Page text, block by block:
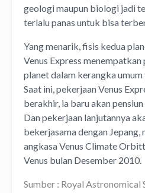
geologi maupun biologi jadi
terlalu panas untuk bisa
Yang menarik, fisis kedua
Venus Express
planet dalam kerangka
Saat ini, pekerjaan Venus
berakhir, ia baru akan
Dan pekerjaan lanjutannya
bekerjasama dengan Jepang,
angkasa Venus Climate
Venus bulan Desember 2010.
Sumber : Royal Astronomical